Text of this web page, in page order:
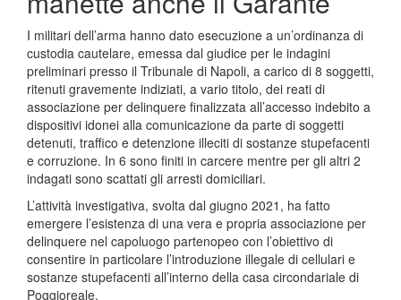
I militari dell’arma hanno dato esecuzione a un’ordinanza di
custodia cautelare, emessa dal giudice per le indagini
preliminari presso il Tribunale di Napoli, a carico di 8 soggetti,
ritenuti gravemente indiziati, a vario titolo, dei reati di
associazione per delinquere finalizzata all’accesso indebito a
dispositivi idonei alla comunicazione da parte di soggetti
detenuti, traffico e detenzione illeciti di sostanze stupefacenti
e corruzione. In 6 sono finiti in carcere mentre per gli altri 2
indagati sono scattati gli arresti domiciliari.
L’attività investigativa, svolta dal giugno 2021, ha fatto
emergere l’esistenza di una vera e propria associazione per
delinquere nel capoluogo partenopeo con l’obiettivo di
consentire in particolare l’introduzione illegale di cellulari e
sostanze stupefacenti all’interno della casa circondariale di
Poggioreale.